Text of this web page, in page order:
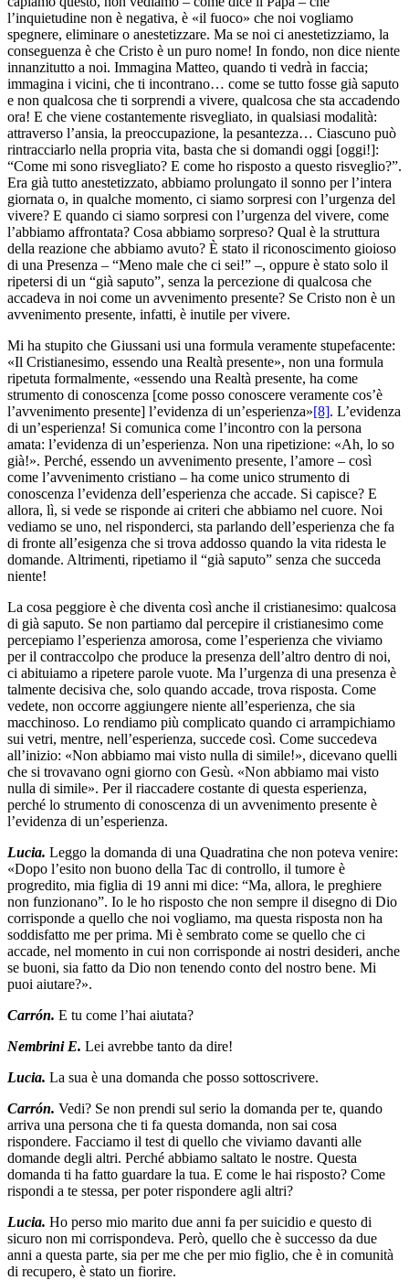
l’inquietudine non è negativa, è «il fuoco» che noi vogliamo
spegnere, eliminare o anestetizzare. Ma se noi ci anestetizziamo, la
conseguenza è che Cristo è un puro nome! In fondo, non dice niente
innanzitutto a noi. Immagina Matteo, quando ti vedrà in faccia;
immagina i vicini, che ti incontrano… come se tutto fosse già saputo
e non qualcosa che ti sorprendi a vivere, qualcosa che sta accadendo
ora! E che viene costantemente risvegliato, in qualsiasi modalità:
attraverso l’ansia, la preoccupazione, la pesantezza… Ciascuno può
rintracciarlo nella propria vita, basta che si domandi oggi [oggi!]:
“Come mi sono risvegliato? E come ho risposto a questo risveglio?”.
Era già tutto anestetizzato, abbiamo prolungato il sonno per l’intera
giornata o, in qualche momento, ci siamo sorpresi con l’urgenza del
vivere? E quando ci siamo sorpresi con l’urgenza del vivere, come
l’abbiamo affrontata? Cosa abbiamo sorpreso? Qual è la struttura
della reazione che abbiamo avuto? È stato il riconoscimento gioioso
di una Presenza – “Meno male che ci sei!” –, oppure è stato solo il
ripetersi di un “già saputo”, senza la percezione di qualcosa che
accadeva in noi come un avvenimento presente? Se Cristo non è un
avvenimento presente, infatti, è inutile per vivere.
Mi ha stupito che Giussani usi una formula veramente stupefacente:
«Il Cristianesimo, essendo una Realtà presente», non una formula
ripetuta formalmente, «essendo una Realtà presente, ha come
strumento di conoscenza [come posso conoscere veramente cos’è
l’avvenimento presente] l’evidenza di un’esperienza»[8]. L’evidenza
di un’esperienza! Si comunica come l’incontro con la persona
amata: l’evidenza di un’esperienza. Non una ripetizione: «Ah, lo so
già!». Perché, essendo un avvenimento presente, l’amore – così
come l’avvenimento cristiano – ha come unico strumento di
conoscenza l’evidenza dell’esperienza che accade. Si capisce? E
allora, lì, si vede se risponde ai criteri che abbiamo nel cuore. Noi
vediamo se uno, nel risponderci, sta parlando dell’esperienza che fa
di fronte all’esigenza che si trova addosso quando la vita ridesta le
domande. Altrimenti, ripetiamo il “già saputo” senza che succeda
niente!
La cosa peggiore è che diventa così anche il cristianesimo: qualcosa
di già saputo. Se non partiamo dal percepire il cristianesimo come
percepiamo l’esperienza amorosa, come l’esperienza che viviamo
per il contraccolpo che produce la presenza dell’altro dentro di noi,
ci abituiamo a ripetere parole vuote. Ma l’urgenza di una presenza è
talmente decisiva che, solo quando accade, trova risposta. Come
vedete, non occorre aggiungere niente all’esperienza, che sia
macchinoso. Lo rendiamo più complicato quando ci arrampichiamo
sui vetri, mentre, nell’esperienza, succede così. Come succedeva
all’inizio: «Non abbiamo mai visto nulla di simile!», dicevano quelli
che si trovavano ogni giorno con Gesù. «Non abbiamo mai visto
nulla di simile». Per il riaccadere costante di questa esperienza,
perché lo strumento di conoscenza di un avvenimento presente è
l’evidenza di un’esperienza.
Lucia. Leggo la domanda di una Quadratina che non poteva venire:
«Dopo l’esito non buono della Tac di controllo, il tumore è
progredito, mia figlia di 19 anni mi dice: “Ma, allora, le preghiere
non funzionano”. Io le ho risposto che non sempre il disegno di Dio
corrisponde a quello che noi vogliamo, ma questa risposta non ha
soddisfatto me per prima. Mi è sembrato come se quello che ci
accade, nel momento in cui non corrisponde ai nostri desideri, anche
se buoni, sia fatto da Dio non tenendo conto del nostro bene. Mi
puoi aiutare?».
Carrón. E tu come l’hai aiutata?
Nembrini E. Lei avrebbe tanto da dire!
Lucia. La sua è una domanda che posso sottoscrivere.
Carrón. Vedi? Se non prendi sul serio la domanda per te, quando
arriva una persona che ti fa questa domanda, non sai cosa
rispondere. Facciamo il test di quello che viviamo davanti alle
domande degli altri. Perché abbiamo saltato le nostre. Questa
domanda ti ha fatto guardare la tua. E come le hai risposto? Come
rispondi a te stessa, per poter rispondere agli altri?
Lucia. Ho perso mio marito due anni fa per suicidio e questo di
sicuro non mi corrispondeva. Però, quello che è successo da due
anni a questa parte, sia per me che per mio figlio, che è in comunità
di recupero, è stato un fiorire.